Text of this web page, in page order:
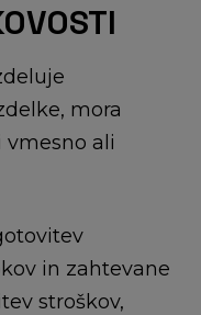
mora
ali
in zahtevane
stroškov,